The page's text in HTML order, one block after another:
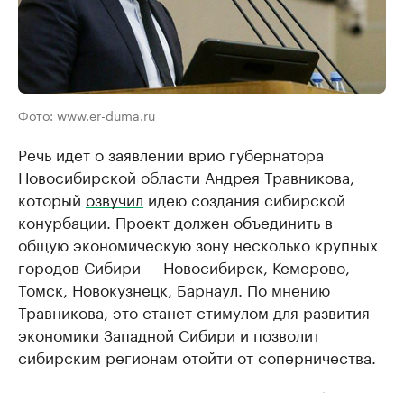
Фото: www.er-duma.ru
Речь идет о заявлении врио губернатора
Новосибирской области Андрея Травникова,
который озвучил идею создания сибирской
конурбации. Проект должен объединить в
общую экономическую зону несколько крупных
городов Сибири — Новосибирск, Кемерово,
Томск, Новокузнецк, Барнаул. По мнению
Травникова, это станет стимулом для развития
экономики Западной Сибири и позволит
сибирским регионам отойти от соперничества.